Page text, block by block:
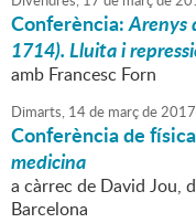
Conferència:Arenys
1714). Lluita i
amb Francesc Forn
Dimarts, 14de marçde2017
Conferència de
medicina
a càrrec de David Jou,
Barcelona